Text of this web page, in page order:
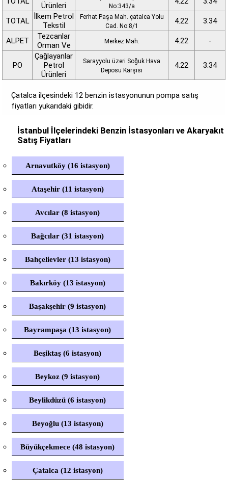
Ürünleri
No:343/a
TOTAL İlkem Petrol
Tekstil
Ferhat Paşa Mah. çatalca Yolu
Cad. No:8/1
4.22 3.34
ALPET
Tezcanlar
Orman Ve
Merkez Mah. 4.22 -
PO
Çağlayanlar
Petrol
Ürünleri
Sarayyolu üzeri Soğuk Hava
Deposu Karşısı
4.22 3.34
Çatalca ilçesindeki 12 benzin istasyonunun pompa satış
fiyatları yukarıdaki gibidir.
İstanbul İlçelerindeki Benzin İstasyonları ve Akaryakıt
Satış Fiyatları
Arnavutköy (16 istasyon)
Ataşehir (11 istasyon)
Avcılar (8 istasyon)
Bağcılar (31 istasyon)
Bahçelievler (13 istasyon)
Bakırköy (13 istasyon)
Başakşehir (9 istasyon)
Bayrampaşa (13 istasyon)
Beşiktaş (6 istasyon)
Beykoz (9 istasyon)
Beylikdüzü (6 istasyon)
Beyoğlu (13 istasyon)
Büyükçekmece (48 istasyon)
Çatalca (12 istasyon)